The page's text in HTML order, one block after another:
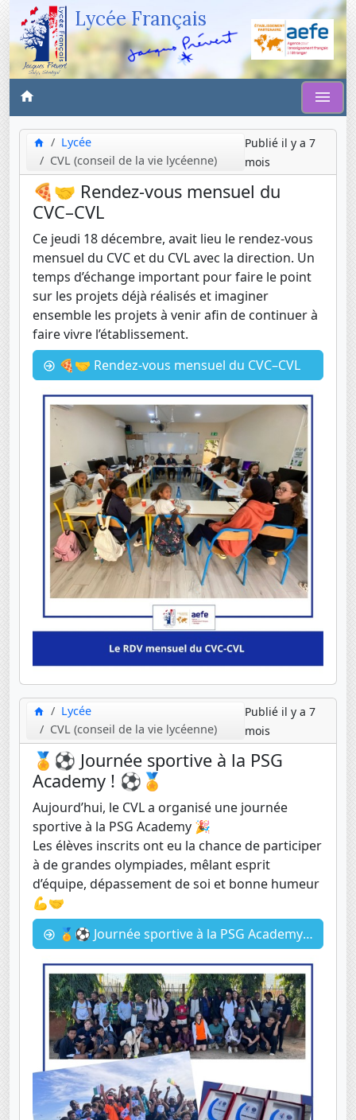
Lycée Français
Lycée
CVL (conseil de la vie lycéenne)
Publié il y a 7
mois
🍕🤝 Rendez-vous mensuel du
CVC–CVL
Ce jeudi 18 décembre, avait lieu le rendez-vous
mensuel du CVC et du CVL avec la direction. Un
temps d’échange important pour faire le point
sur les projets déjà réalisés et imaginer
ensemble les projets à venir afin de continuer à
faire vivre l’établissement.
🍕🤝 Rendez-vous mensuel du CVC–CVL
Lycée
CVL (conseil de la vie lycéenne)
Publié il y a 7
mois
🏅⚽ Journée sportive à la PSG
Academy ! ⚽🏅
Aujourd’hui, le CVL a organisé une journée
sportive à la PSG Academy 🎉
Les élèves inscrits ont eu la chance de participer
à de grandes olympiades, mêlant esprit
d’équipe, dépassement de soi et bonne humeur
💪🤝
🏅⚽ Journée sportive à la PSG Academy ! ⚽🏅